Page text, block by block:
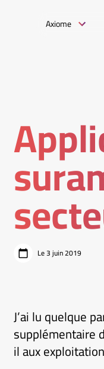
Axiome
Le 3 juin 2019
J’ai lu quelque
supplémentaire
il aux